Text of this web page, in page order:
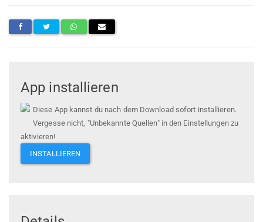
App installieren
Diese App kannst du nach dem Download sofort installieren.
Vergesse nicht, "Unbekannte Quellen" in den Einstellungen zu
aktivieren!
INSTALLIEREN